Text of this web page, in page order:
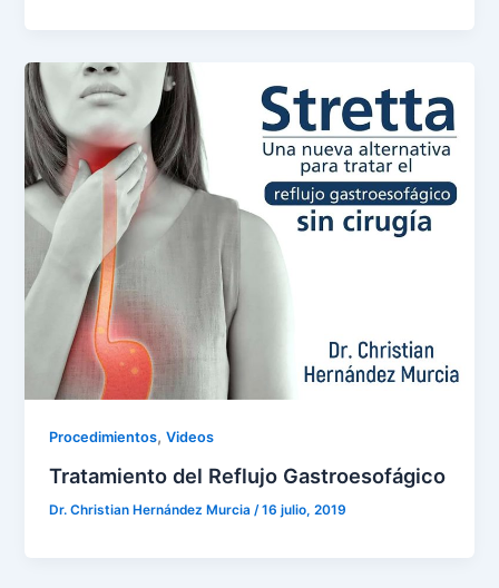
Procedimientos,Videos
Tratamiento del Reflujo Gastroesofágico
Dr. Christian Hernández Murcia/16 julio, 2019